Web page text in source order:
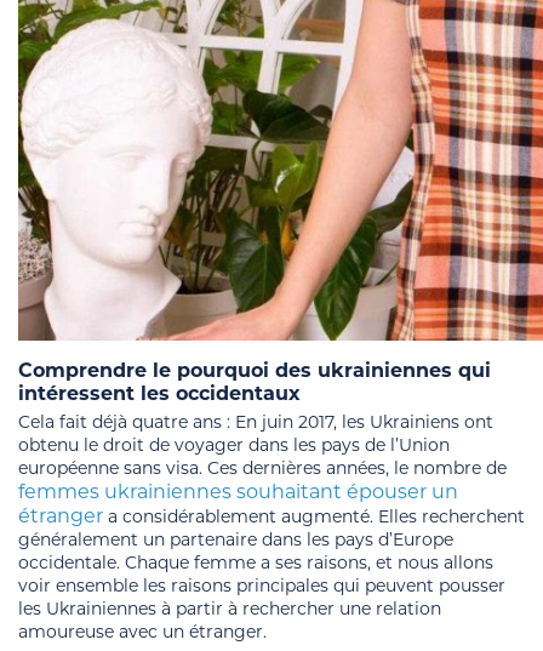
Comprendre le pourquoi des ukrainiennes qui
intéressent les occidentaux
Cela fait déjà quatre ans : En juin 2017, les Ukrainiens ont
obtenu le droit de voyager dans les pays de l’Union
européenne sans visa. Ces dernières années, le nombre de
femmes ukrainiennes souhaitant épouser un
étranger a considérablement augmenté. Elles recherchent
généralement un partenaire dans les pays d’Europe
occidentale. Chaque femme a ses raisons, et nous allons
voir ensemble les raisons principales qui peuvent pousser
les Ukrainiennes à partir à rechercher une relation
amoureuse avec un étranger.